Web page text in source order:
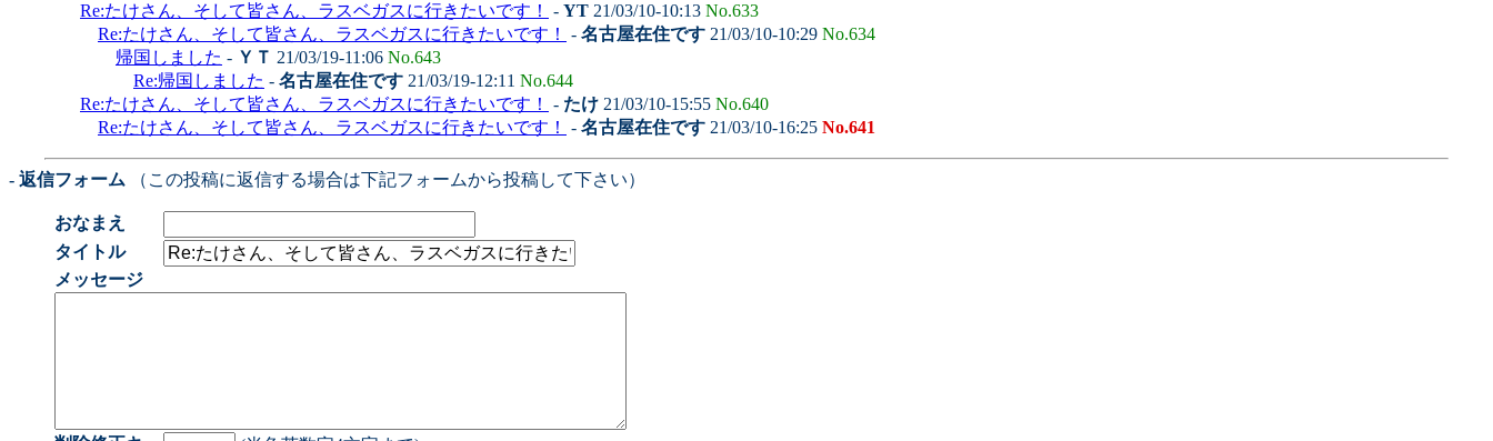
Re:たけさん、そして皆さん、ラスベガスに行きたいです！
- YT 21/03/10-10:13 No.633
Re:たけさん、そして皆さん、ラスベガスに行きたいです！
- 名古屋在住です 21/03/10-10:29 No.634
帰国しました - ＹＴ 21/03/19-11:06 No.643
Re:帰国しました - 名古屋在住です 21/03/19-12:11 No.644
Re:たけさん、そして皆さん、ラスベガスに行きたいです！
- たけ 21/03/10-15:55 No.640
Re:たけさん、そして皆さん、ラスベガスに行きたいです！
- 名古屋在住です 21/03/10-16:25 No.641
- 返信フォーム （この投稿に返信する場合は下記フォームから投稿して下さい）
おなまえ
タイトル
メッセージ